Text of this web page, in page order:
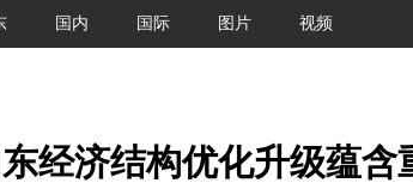
国内 国际 图片 视频
经济结构优化升级蕴含